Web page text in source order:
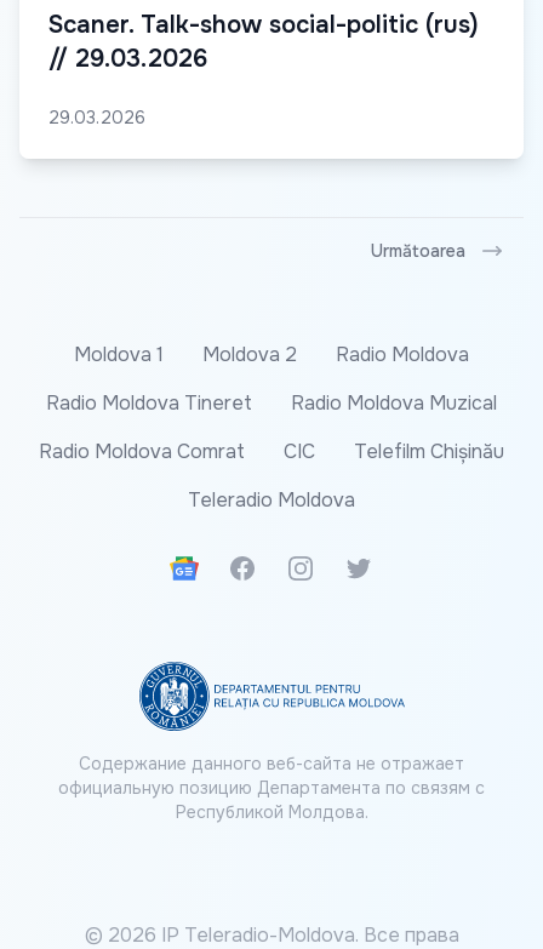
Scaner. Talk-show social-politic (rus)
// 29.03.2026
29.03.2026
Următoarea
Moldova 1 Moldova 2
Radio Moldova
Radio Moldova Tineret
Radio Moldova Muzical
Radio Moldova Comrat
CIC
Telefilm Chișinău
Teleradio Moldova
Google News
FacebookInstagramTwitter
Содержание данного веб-сайта не отражает
официальную позицию Департамента по связям с
Республикой Молдова.
© 2026 IP Teleradio-Moldova. Все права